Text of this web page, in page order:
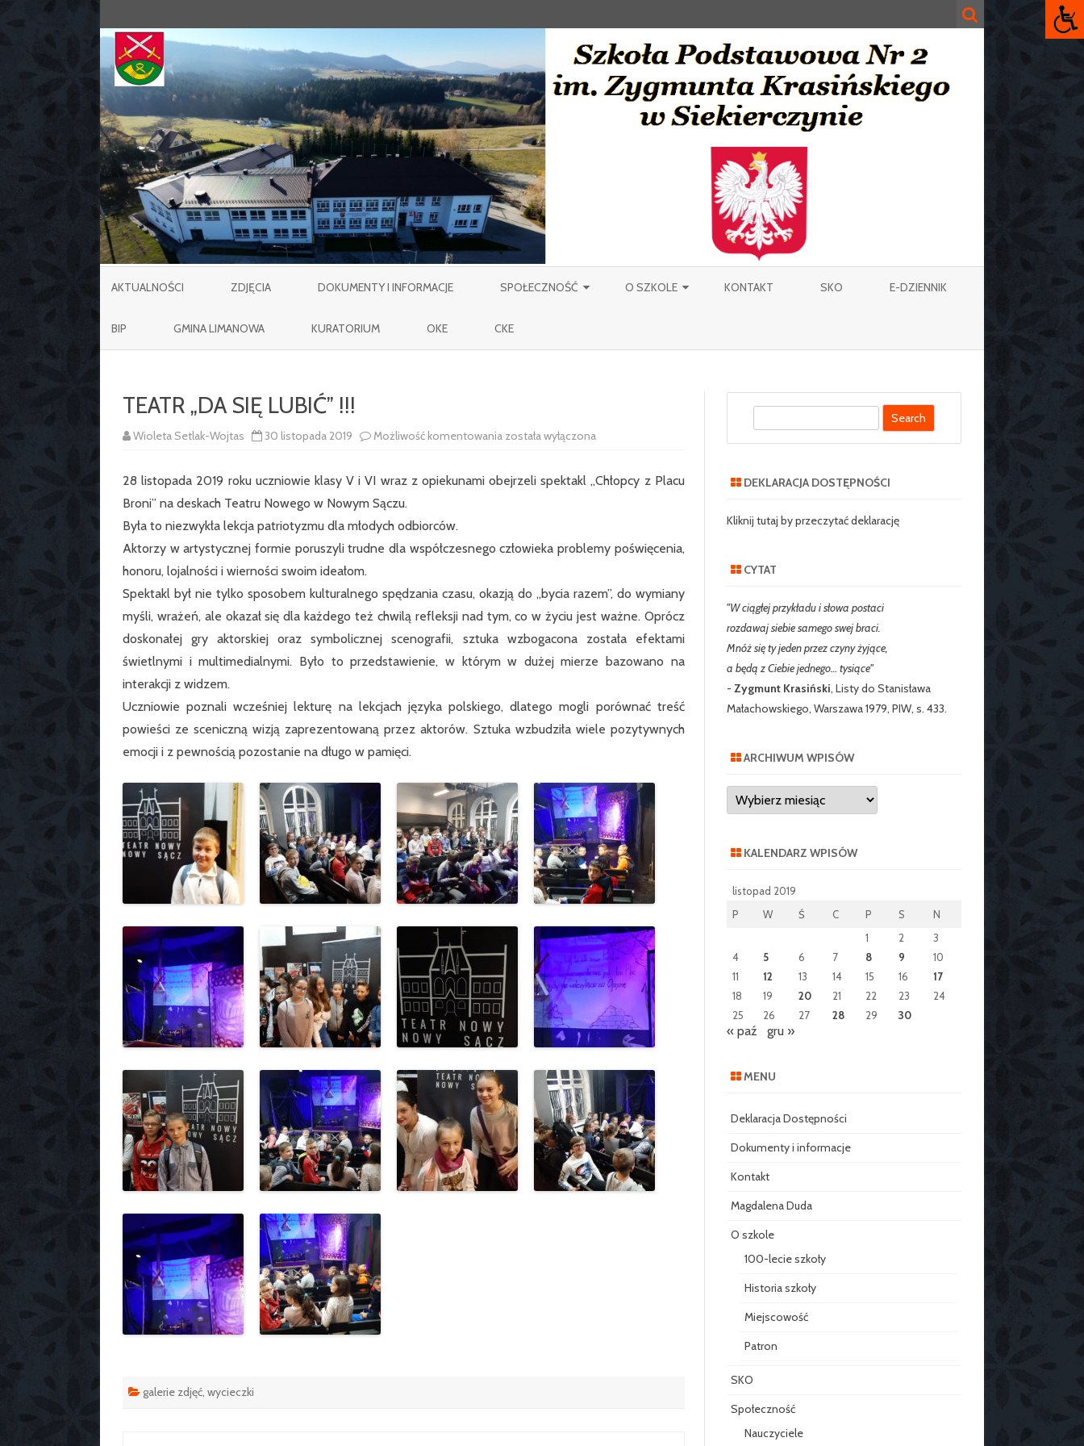
to
AKTUALNOŚCI ZDJĘCIA DOKUMENTY I INFORMACJE SPOŁECZNOŚĆ
NAUCZYCIELE
PODSTAWOWEJ NR 2 W
KLASA 3
KLASA 5
KLASA 7
O SZKOLE
100-LECIE SZKOŁY
KONTAKT SKO E-DZIENNIK
BIP GMINA LIMANOWA KURATORIUM OKE CKE
TEATR „DA SIĘ LUBIĆ” !!!
Wioleta Setlak-Wojtas 30 listopada 2019 Możliwość komentowania TEATR
!!!
została wyłączona
28 listopada 2019 roku uczniowie klasy V i VI wraz z opiekunami obejrzeli spektakl „Chłopcy z Placu
Broni” na deskach Teatru Nowego w Nowym Sączu.
Była to niezwykła lekcja patriotyzmu dla młodych odbiorców.
Aktorzy w artystycznej formie poruszyli trudne dla współczesnego człowieka problemy poświęcenia,
honoru, lojalności i wierności swoim ideałom.
Spektakl był nie tylko sposobem kulturalnego spędzania czasu, okazją do „bycia razem”, do wymiany
myśli, wrażeń, ale okazał się dla każdego też chwilą refleksji nad tym, co w życiu jest ważne. Oprócz
doskonałej gry aktorskiej oraz symbolicznej scenografii, sztuka wzbogacona została efektami
świetlnymi i multimedialnymi. Było to przedstawienie, w którym w dużej mierze bazowano na
interakcji z widzem.
Uczniowie poznali wcześniej lekturę na lekcjach języka polskiego, dlatego mogli porównać treść
powieści ze sceniczną wizją zaprezentowaną przez aktorów. Sztuka wzbudziła wiele pozytywnych
emocji i z pewnością pozostanie na długo w pamięci.
galerie zdjęć, wycieczki
DEKLARACJA DOSTĘPNOŚCI
Kliknij tutaj by przeczytać deklarację
CYTAT
"W ciągłej przykładu i słowa postaci
rozdawaj siebie samego swej braci.
Mnóż się ty jeden przez czyny żyjące,
a będą z Ciebie jednego… tysiące"
- Zygmunt Krasiński, Listy do Stanisława
Małachowskiego, Warszawa 1979, PIW, s. 433.
ARCHIWUM WPISÓW
Archiwum
wpisów
KALENDARZ WPISÓW
listopad 2019
P
W Ś C P S
N
1
2
3
4
5 6 7 8 9
10
11
12 13 14 15 16
17
18
19 20 21 22 23
24
25
26 27 28 29 30
« paź gru »
MENU
Deklaracja Dostępności
Dokumenty i informacje
Kontakt
Magdalena Duda
O szkole
100-lecie szkoły
Historia szkoły
Miejscowość
Patron
SKO
Społeczność
Nauczyciele